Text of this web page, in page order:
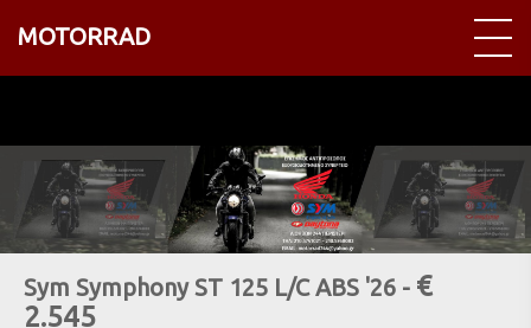
MOTORRAD
Sym Symphony ST 125 L/C ABS '26 - €
2.545